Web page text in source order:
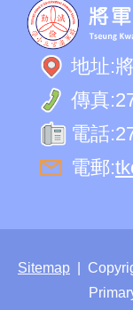
地址:
傳真:
電話:
電郵:
Sitemap |